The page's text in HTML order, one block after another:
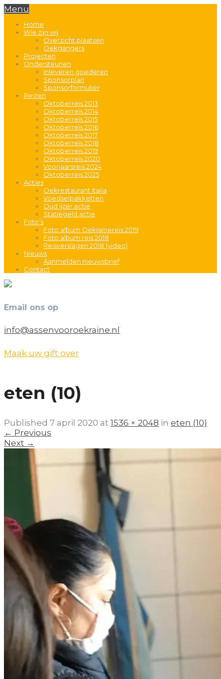
Menu
Home
Wie zijn wij
Overzicht plaatsen
Oekgangers
Projecten
Ondersteunen
Inleveren goederen
Sponsorplan
Sponsorformulier
Reizen
Oktoberreis 2013
Oktoberreis 2014
Oktoberreis 2015
Oktoberreis 2016
Oktoberreis 2017
Oktoberreis 2018
Oktoberreis 2019
Oktoberreis 2020
Voorjaarsreis 2024
Oktoberreis 2025
Acties
Oekrestaurant Italia
Voedselpakketten
Oud ijzer actie
Statiegeld actie
Foto’s
Foto album Oekraïnereis 2019
Foto album reis 2018
Reisverslagen 2018 (video)
Nieuws
Aanmelden nieuwsbrief
Contact
Email ons op
info@assenvooroekraine.nl
Maak uw gift over
eten (10)
Published 7 april 2020 at 1536 × 2048 in eten (10)
← Previous
Next →